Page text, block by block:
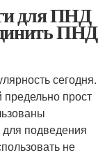
для ПНД
ПНД
сегодня.
предельно прост
подведения
не